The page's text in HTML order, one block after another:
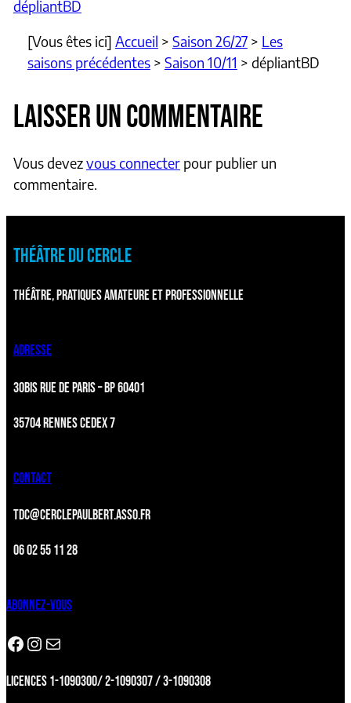
dépliantBD
[Vous êtes ici] Accueil > Saison 26/27> Les
saisons précédentes> Saison 10/11 > dépliantBD
LAISSER UN COMMENTAIRE
Vous devezvous connecterpour publier un
commentaire.
THÉÂTRE DU CERCLE
THÉÂTRE, PRATIQUES AMATEURE ET PROFESSIONNELLE
ADRESSE
30BIS RUE DE PARIS – BP 60401
35704 RENNES CEDEX 7
CONTACT
TDC@CERCLEPAULBERT.ASSO.FR
06 02 55 11 28
ABONNEZ-VOUS
Facebook Instagram Newsletter
LICENCES 1-1090300/ 2-1090307 / 3-1090308